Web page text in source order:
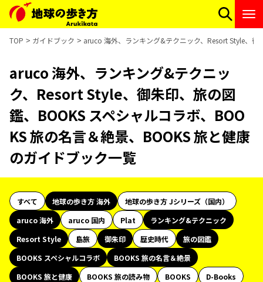
TOP ガイドブック aruco 海外、ランキング&テクニック、Resort Style、御
aruco 海外、ランキング&テクニッ
ク、Resort Style、御朱印、旅の図
鑑、BOOKS スペシャルコラボ、BOO
KS 旅の名言＆絶景、BOOKS 旅と健康
のガイドブック一覧
すべて 地球の歩き方 海外
地球の歩き方 Jシリーズ（国内）
aruco 海外
aruco 国内 Plat
ランキング&テクニック
Resort Style
島旅 御朱印 歴史時代
旅の図鑑
BOOKS スペシャルコラボ
BOOKS 旅の名言＆絶景
BOOKS 旅と健康
BOOKS 旅の読み物 BOOKS
D-Books